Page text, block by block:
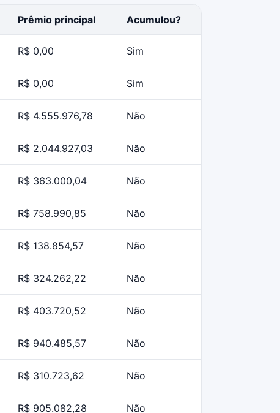
Prêmio principal Acumulou?
R$ 0,00 Sim
R$ 0,00 Sim
R$ 4.555.976,78 Não
R$ 2.044.927,03 Não
R$ 363.000,04 Não
R$ 758.990,85 Não
R$ 138.854,57 Não
R$ 324.262,22 Não
R$ 403.720,52 Não
R$ 940.485,57 Não
R$ 310.723,62 Não
R$ 905.082,28 Não